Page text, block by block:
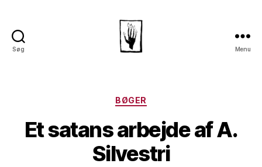
Søg Menu
Kategorier
BØGER
Et satans arbejde af A.
Silvestri